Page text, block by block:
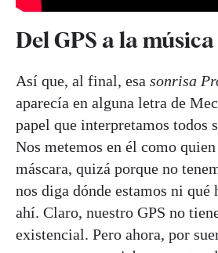
Del GPS a la música
Así que, al final, esa sonrisa
aparecía en alguna letra de
papel que interpretamos todos
Nos metemos en él como quien
máscara, quizá porque no
nos diga dónde estamos ni qué
ahí. Claro, nuestro GPS no
existencial. Pero ahora, por